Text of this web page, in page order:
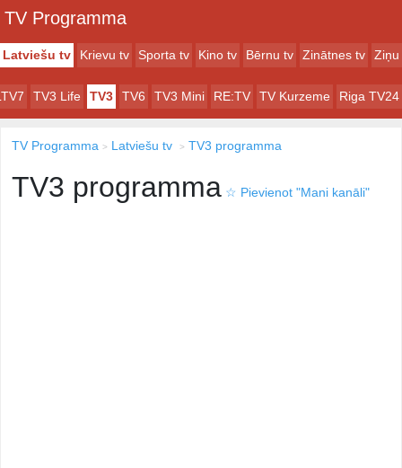
TV Programma
Latviešu tv Krievu tv Sporta tv Kino tv Bērnu tv Zinātnes tv Ziņu
TV3 Life TV3 TV6 TV3 Mini RE:TV TV Kurzeme Riga TV24
TV Programma Latviešu tv TV3 programma
TV3 programma ☆ Pievienot "Mani kanāli"